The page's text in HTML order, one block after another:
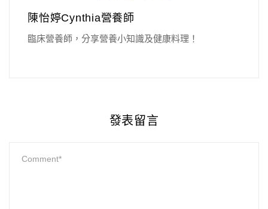
陳怡婷Cynthia營養師
臨床營養師，分享營養小知識及健康料理！
發表留言